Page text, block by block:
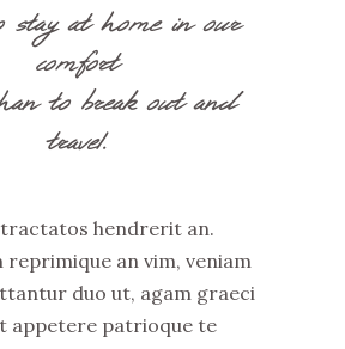
stay at home in our
comfort
to break out and
travel.
hendrerit an.
reprimique an vim, veniam
duo ut, agam graeci
appetere patrioque te